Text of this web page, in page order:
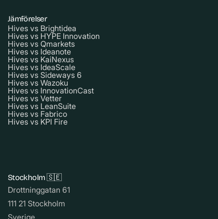
Jämförelser
Hives vs Brightidea
Hives vs HYPE Innovation
Hives vs Qmarkets
Hives vs Ideanote
Hives vs KaiNexus
Hives vs IdeaScale
Hives vs Sideways 6
Hives vs Wazoku
Hives vs InnovationCast
Hives vs Vetter
Hives vs LeanSuite
Hives vs Fabrico
Hives vs KPI Fire
Stockholm 🇸🇪
Drottninggatan 61
111 21 Stockholm